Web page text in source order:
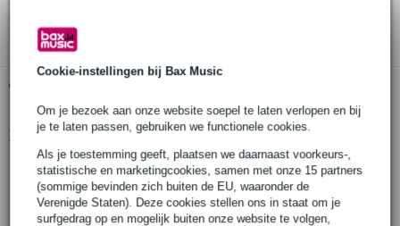
Cookie-instellingen bij Bax Music
Om je bezoek aan onze website soepel te laten verlopen en bij
je te laten passen, gebruiken we functionele cookies.
Als je toestemming geeft, plaatsen we daarnaast voorkeurs-,
statistische en marketingcookies, samen met onze 15 partners
(sommige bevinden zich buiten de EU, waaronder de
Verenigde Staten). Deze cookies stellen ons in staat om je
surfgedrag op en mogelijk buiten onze website te volgen,
Productinformatie
plectrumhouder
kleur: zwart
houdt 6 plectrums